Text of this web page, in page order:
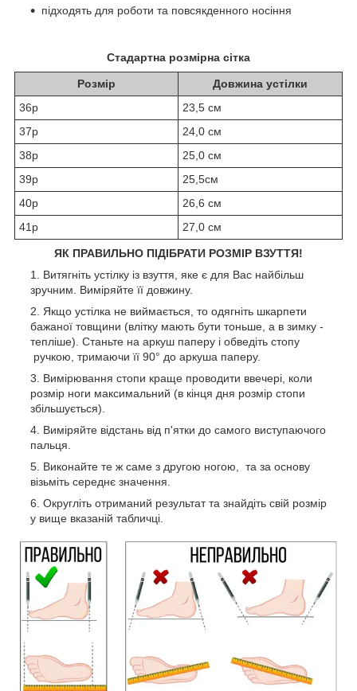
підходять для роботи та повсякденного носіння
Стадартна розмірна сітка
Розмір
Довжина устілки
36р
23,5 см
37р
24,0 см
38р
25,0 см
39р
25,5см
40р
26,6 см
41р
27,0 см
ЯК ПРАВИЛЬНО ПІДІБРАТИ РОЗМІР ВЗУТТЯ!
Витягніть устілку із взуття, яке є для Вас найбільш
зручним. Виміряйте її довжину.
Якщо устілка не виймається, то одягніть шкарпети
бажаної товщини (влітку мають бути тоньше, а в зимку -
тепліше). Станьте на аркуш паперу і обведіть стопу
ручкою, тримаючи її 90° до аркуша паперу.
Вимірювання стопи краще проводити ввечері, коли
розмір ноги максимальний (в кінця дня розмір стопи
збільшується).
Виміряйте відстань від п'ятки до самого виступаючого
пальця.
Виконайте те ж саме з другою ногою, та за основу
візьміть середнє значення.
Округліть отриманий результат та знайдіть свій розмір
у вище вказаній табличці.